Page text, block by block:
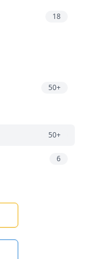
18
50+
50+
6